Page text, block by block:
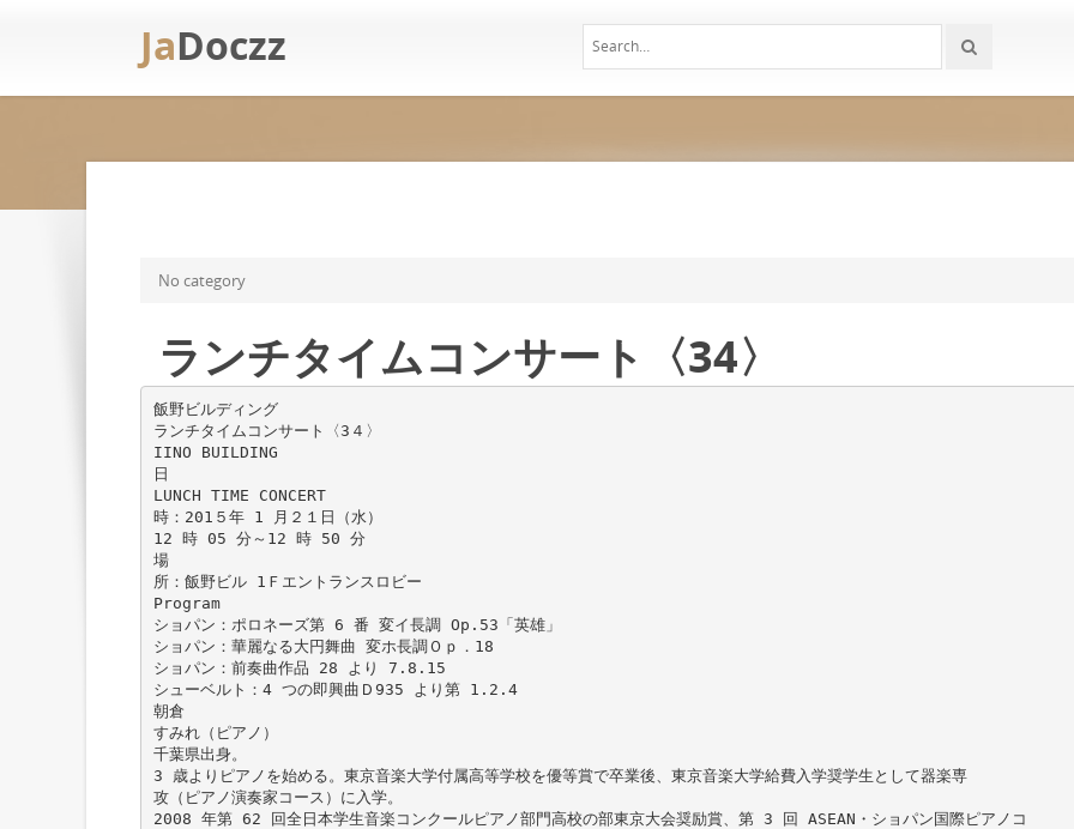
JaDoczz
No category
ランチタイムコンサート〈34〉
飯野ビルディング
ランチタイムコンサート〈3４〉
IINO BUILDING
日
LUNCH TIME CONCERT
時：201５年 1 月２１日（水）
12 時 05 分～12 時 50 分
場
所：飯野ビル 1Ｆエントランスロビー
Program
ショパン：ポロネーズ第 6 番 変イ長調 Op.53「英雄」
ショパン：華麗なる大円舞曲 変ホ長調Ｏｐ．18
ショパン：前奏曲作品 28 より 7.8.15
シューベルト：4 つの即興曲Ｄ935 より第 1.2.4
朝倉
すみれ（ピアノ）
千葉県出身。
3 歳よりピアノを始める。東京音楽大学付属高等学校を優等賞で卒業後、東京音楽大学給費入学奨学生として器楽専
攻（ピアノ演奏家コース）に入学。
2008 年第 62 回全日本学生音楽コンクールピアノ部門高校の部東京大会奨励賞、第 3 回 ASEAN・ショパン国際ピアノコ